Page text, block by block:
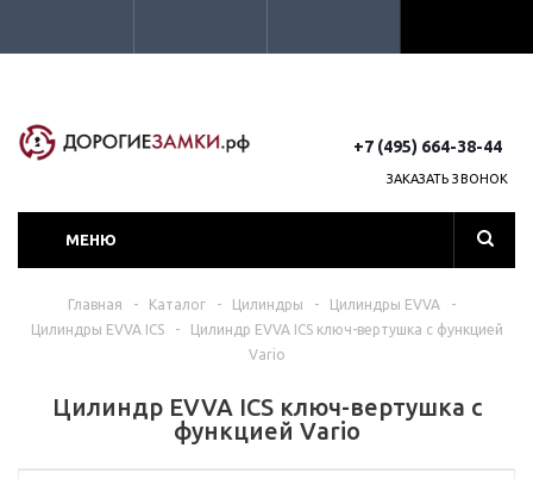
+7 (495) 664-38-44
ЗАКАЗАТЬ ЗВОНОК
МЕНЮ
Главная - Каталог - Цилиндры - Цилиндры EVVA
-
Цилиндры EVVA ICS
-
Цилиндр EVVA ICS ключ-вертушка с функцией
Vario
Цилиндр EVVA ICS ключ-вертушка с
функцией Vario